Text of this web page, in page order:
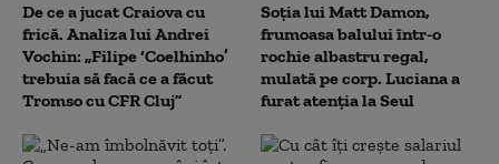
De ce a jucat Craiova cu
frică. Analiza lui Andrei
Vochin: „Filipe ‘Coelhinho’
trebuia să facă ce a făcut
Tromso cu CFR Cluj”
Soția lui Matt Damon,
frumoasa balului într-o
rochie albastru regal,
mulată pe corp. Luciana a
furat atenția la Seul